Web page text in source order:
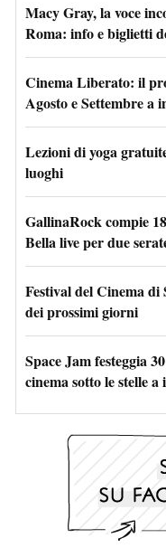
Macy Gray, la voce
Roma: info e biglietti
Cinema Liberato: il
Agosto e Settembre a
Lezioni di yoga
luoghi
GallinaRock compie
Bella live per due
Festival del Cinema
dei prossimi giorni
Space Jam festeggia
cinema sotto le stelle